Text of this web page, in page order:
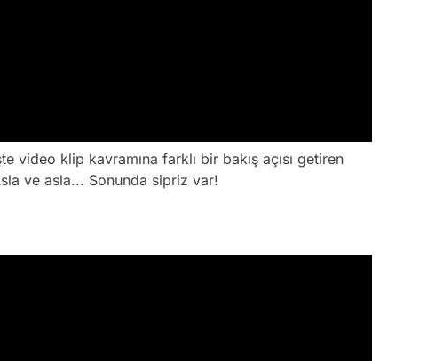
video klip kavramına farklı bir bakış açısı getiren
ve asla... Sonunda sipriz var!